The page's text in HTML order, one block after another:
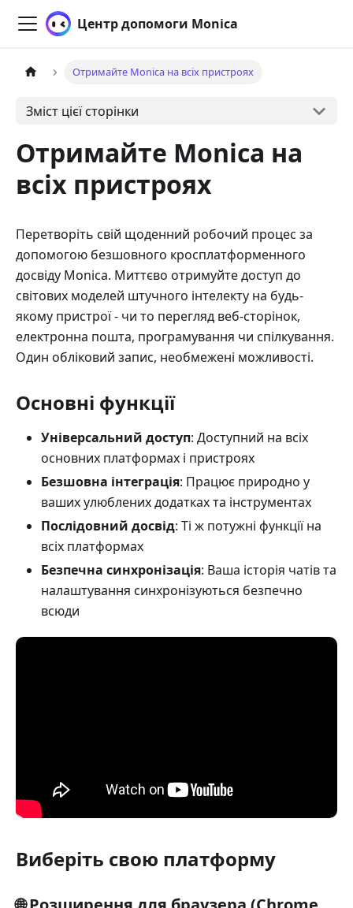
Центр допомоги Monica
Отримайте Monica на всіх пристроях
Зміст цієї сторінки
Отримайте Monica на
всіх пристроях
Перетворіть свій щоденний робочий процес за
допомогою безшовного кросплатформенного
досвіду Monica. Миттєво отримуйте доступ до
світових моделей штучного інтелекту на будь-
якому пристрої - чи то перегляд веб-сторінок,
електронна пошта, програмування чи спілкування.
Один обліковий запис, необмежені можливості.
Основні функції
Універсальний доступ: Доступний на всіх
основних платформах і пристроях
Безшовна інтеграція: Працює природно у
ваших улюблених додатках та інструментах
Послідовний досвід: Ті ж потужні функції на
всіх платформах
Безпечна синхронізація: Ваша історія чатів та
налаштування синхронізуються безпечно
всюди
Виберіть свою платформу